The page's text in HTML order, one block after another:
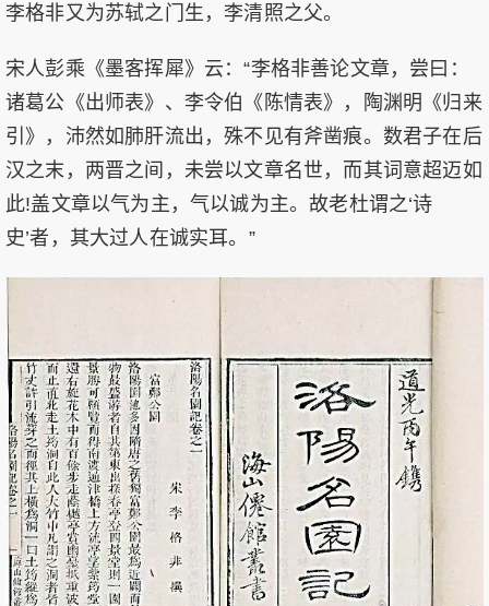
李格非又为苏轼之门生，李清照之父。
宋人彭乘《墨客挥犀》云：“李格非善论文章，尝曰：
诸葛公《出师表》、李令伯《陈情表》，陶渊明《归来
引》，沛然如肺肝流出，殊不见有斧凿痕。数君子在后
汉之末，两晋之间，未尝以文章名世，而其词意超迈如
此!盖文章以气为主，气以诚为主。故老杜谓之‘诗
史’者，其大过人在诚实耳。”